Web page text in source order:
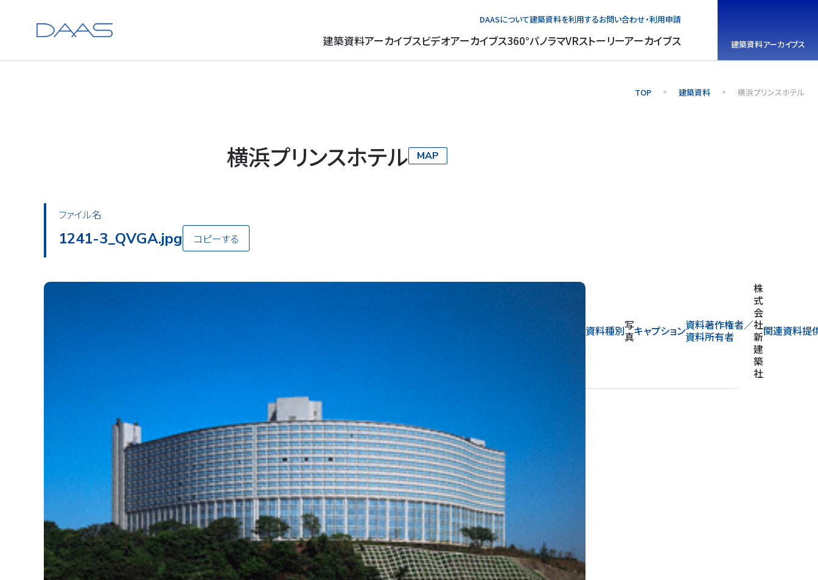
DAASについて建築資料を利用するお問い合わせ・利用申請
建築資料アーカイブスビデオアーカイブス360°パノラマVRストーリーアーカイブス 建築資料アーカイブス
TOP 建築資料 横浜プリンスホテル
横浜プリンスホテル MAP
ファイル名
1241-3_QVGA.jpg コピーする
資料種別写
真キャプション資料著作権者／
資料所有者
株
式
会
社
新
建
築
社
関連資料提